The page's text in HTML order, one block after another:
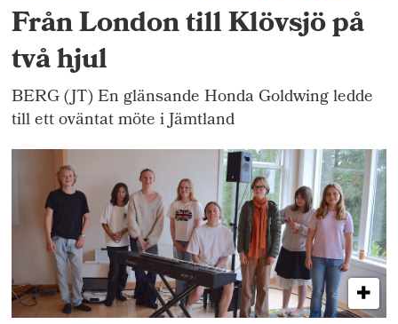
Från London till Klövsjö på
två hjul
BERG (JT) En glänsande Honda Goldwing ledde
till ett oväntat möte i Jämtland